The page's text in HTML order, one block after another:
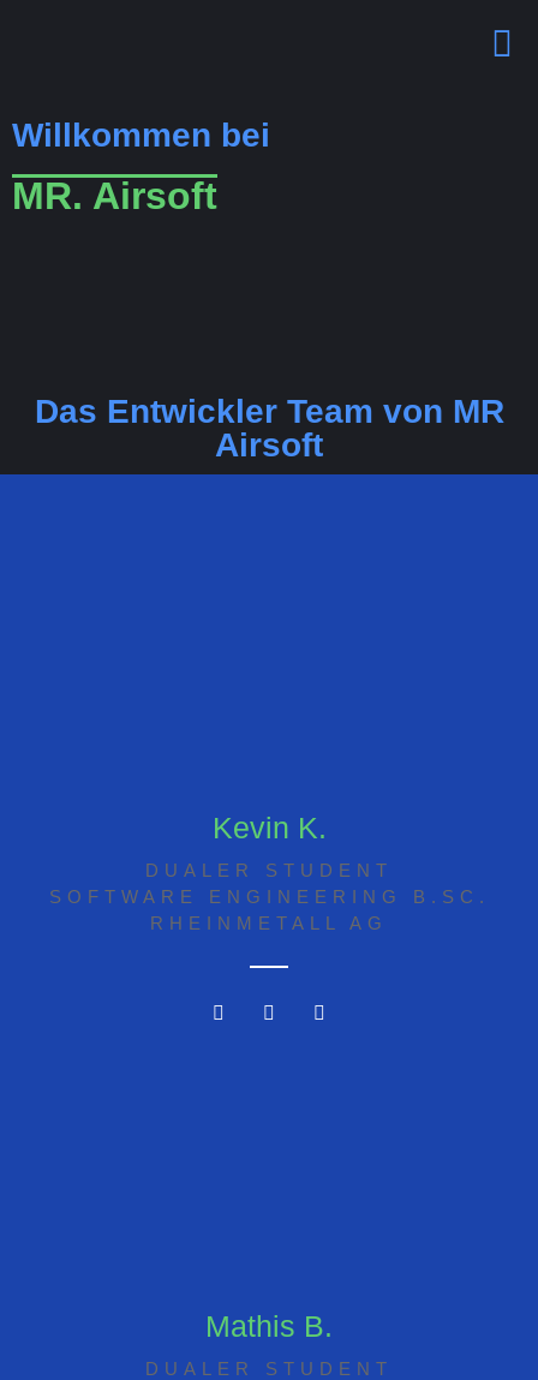
Willkommen bei
MR. Airsoft
Das Entwickler Team von MR
Airsoft
Kevin K.
DUALER STUDENT
SOFTWARE ENGINEERING B.SC.
RHEINMETALL AG
Mathis B.
DUALER STUDENT